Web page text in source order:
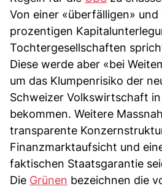
Von einer «überfälligen»
prozentigen
Tochtergesellschaften
Diese werde aber «bei
um das Klumpenrisiko der
Schweizer Volkswirtschaft
bekommen. Weitere
transparente
Finanzmarktaufsicht und
faktischen Staatsgarantie
Die Grünen bezeichnen die